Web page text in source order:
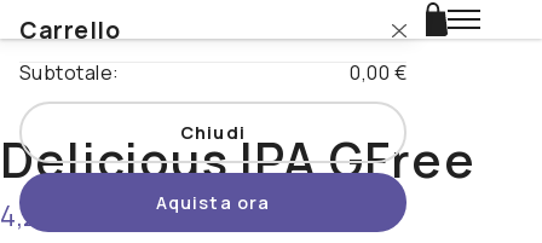
Login
Catalogo
Stili
Nazioni
Carrello
Subtotale: 0,00 €
Chiudi
Aquista ora
Delicious IPA GFree
4,25 € non disponibile